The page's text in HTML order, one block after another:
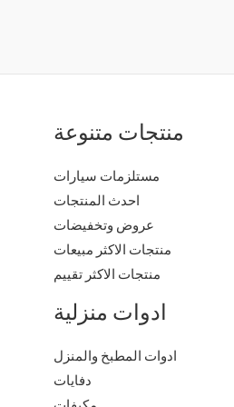
منتجات متنوعة
مستلزمات سيارات
احدث المنتجات
عروض وتخفيضات
منتجات الاكثر مبيعات
منتجات الاكثر تقييم
ادوات منزلية
ادوات المطبخ والمنزل
دفايات